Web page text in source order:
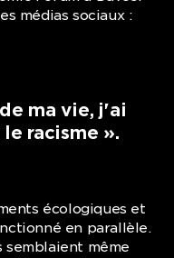
et de
médias sociaux :
ma vie, j'ai
racisme ».
écologiques et
en parallèle.
même